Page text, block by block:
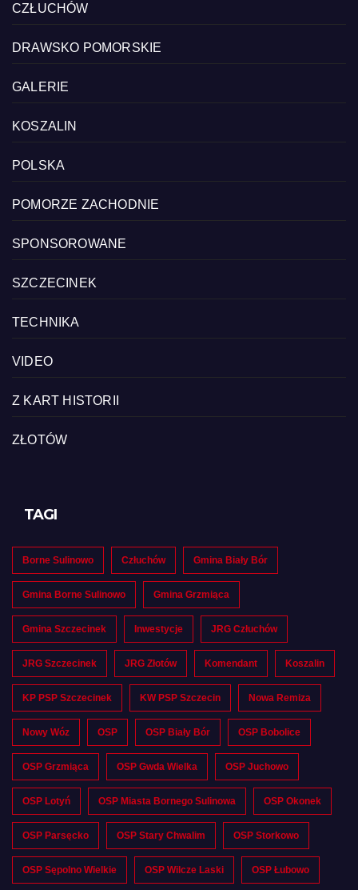
CZŁUCHÓW
DRAWSKO POMORSKIE
GALERIE
KOSZALIN
POLSKA
POMORZE ZACHODNIE
SPONSOROWANE
SZCZECINEK
TECHNIKA
VIDEO
Z KART HISTORII
ZŁOTÓW
TAGI
Borne Sulinowo Człuchów Gmina Biały Bór
Gmina Borne Sulinowo Gmina Grzmiąca
Gmina Szczecinek Inwestycje JRG Człuchów
JRG Szczecinek JRG Złotów Komendant Koszalin
KP PSP Szczecinek KW PSP Szczecin Nowa Remiza
Nowy Wóz OSP OSP Biały Bór OSP Bobolice
OSP Grzmiąca OSP Gwda Wielka OSP Juchowo
OSP Lotyń OSP Miasta Bornego Sulinowa OSP Okonek
OSP Parsęcko OSP Stary Chwalim OSP Storkowo
OSP Sępolno Wielkie OSP Wilcze Laski OSP Łubowo